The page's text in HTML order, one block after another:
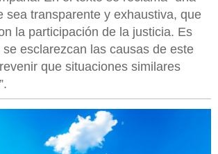
sea transparente y exhaustiva, que
la participación de la justicia. Es
esclarezcan las causas de este
que situaciones similares